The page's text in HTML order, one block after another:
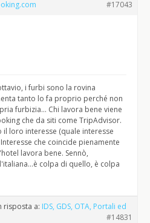
#17043
i furbi sono la rovina
tanto lo fa proprio perché non
furbizia… Chi lavora bene viene
che da siti come TripAdvisor.
il loro interesse (quale interesse
che coincide pienamente
lavora bene. Sennò,
colpa di quello, è colpa
risposta a: IDS, GDS, OTA, Portali ed
#14831